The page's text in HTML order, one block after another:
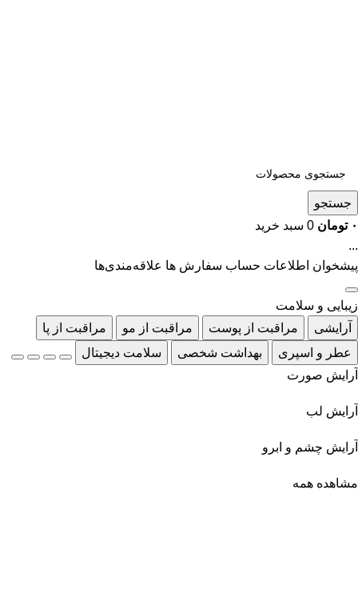
جستجو
۰ تومان 0 سبد خرید
...
پیشخوان اطلاعات حساب سفارش ها علاقه‌مندی‌ها
زیبایی و سلامت
آرایشی
مراقبت از پوست مراقبت از مو
مراقبت از پا
عطر و اسپری
بهداشت شخصی
سلامت دیجیتال
آرایش صورت
آرایش لب
آرایش چشم و ابرو
مشاهده همه